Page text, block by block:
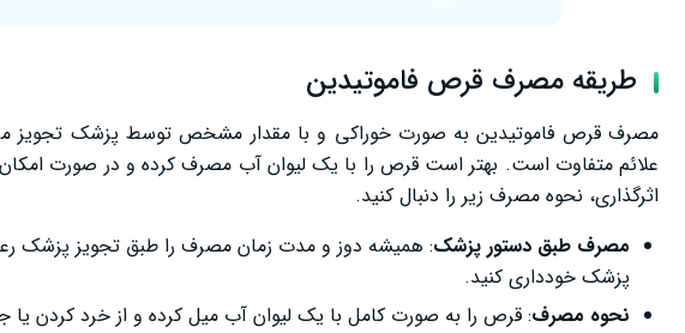
طریقه مصرف قرص فاموتیدین
مصرف قرص فاموتیدین به صورت خوراکی و با مقدار مشخص توسط پزشک تجویز
علائم متفاوت است. بهتر است قرص را با یک لیوان آب مصرف کرده و در صورت
اثرگذاری، نحوه مصرف زیر را دنبال کنید.
مصرف طبق دستور پزشک: همیشه دوز و مدت زمان مصرف را طبق تجویز پزشک
پزشک خودداری کنید.
نحوه مصرف: قرص را به صورت کامل با یک لیوان آب میل کرده و از خرد کردن یا